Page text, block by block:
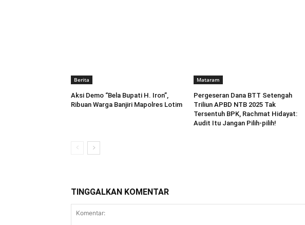
Berita
Aksi Demo “Bela Bupati H. Iron”,
Ribuan Warga Banjiri Mapolres Lotim
Mataram
Pergeseran Dana BTT Setengah
Triliun APBD NTB 2025 Tak
Tersentuh BPK, Rachmat Hidayat:
Audit Itu Jangan Pilih-pilih!
TINGGALKAN KOMENTAR